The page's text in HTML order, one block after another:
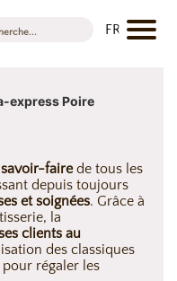
express Poire
fairede tous les
depuis toujours
et soignées. Grâce à
la
clients au
des classiques
régaler les